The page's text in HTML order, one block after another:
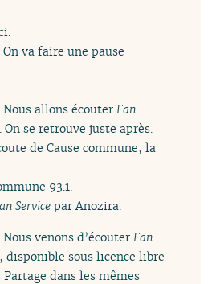
On va faire une pause
Nous allons écouterFan
se retrouve juste après.
de Cause commune, la
93.1.
Service par Anozira.
Nous venons d’écouter Fan
disponible sous licence libre
dans les mêmes